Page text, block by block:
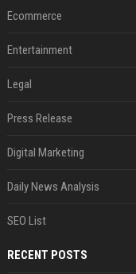
Ecommerce
Entertainment
Legal
Press Release
Digital Marketing
Daily News Analysis
SEO List
RECENT POSTS